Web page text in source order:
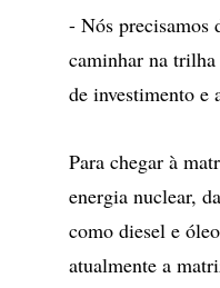
- Nós precisamos
caminhar na
de investimento e
Para chegar à
energia nuclear,
como diesel e
atualmente a